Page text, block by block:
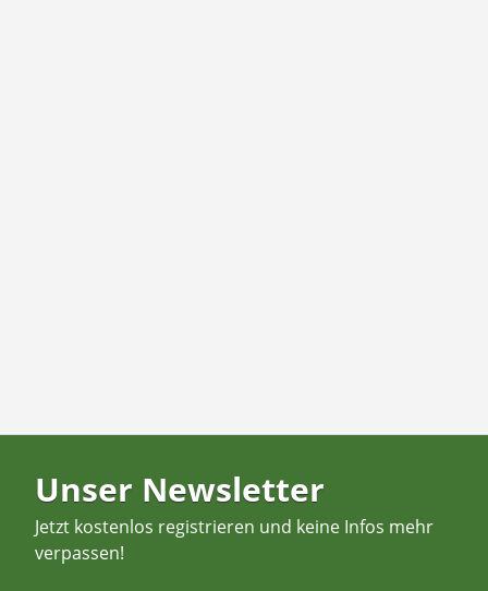
Unser Newsletter
Jetzt kostenlos registrieren und keine Infos mehr
verpassen!